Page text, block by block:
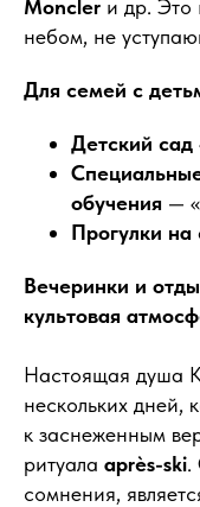
Предварительное
В период высокого
даты быстро
даты, может не
билетов в продаже!
С уважением,
Дмитрий - ваш
Moncler и др. Это
небом, не
Для семей с
Детский сад
обучения —
Прогулки на
Вечеринки и
культовая
Настоящая душа
нескольких дней,
к заснеженным
ритуала après-ski.
сомнения,